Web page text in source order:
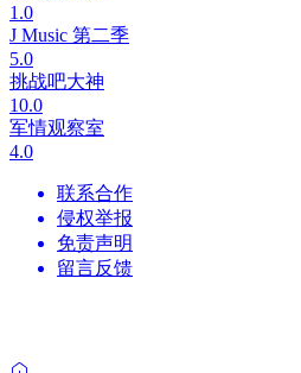
1.0
J Music 第二季
5.0
挑战吧大神
10.0
军情观察室
4.0
联系合作
侵权举报
免责声明
留言反馈